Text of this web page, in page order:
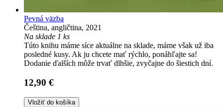
Pevná väzba
Čeština, angličtina, 2021
Na sklade 1 ks
Túto knihu máme síce aktuálne na sklade, máme však už iba
posledné kusy. Ak ju chcete mať rýchlo, ponáhľajte sa!
Dodanie ďalších môže trvať dlhšie, zvyčajne do šiestich dní.
12,90 €
Vložiť do košíka